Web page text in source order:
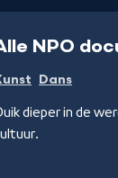
NPO
Dans
dieper in de